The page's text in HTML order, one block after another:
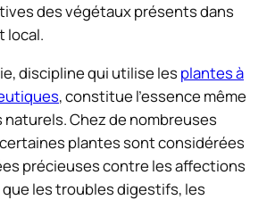
des végétaux présents dans
local.
discipline qui utilise les plantes à
, constitue l’essence même
naturels. Chez de nombreuses
plantes sont considérées
précieuses contre les affections
les troubles digestifs, les